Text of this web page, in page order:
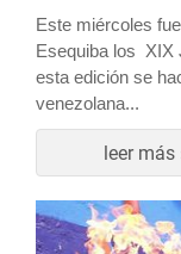
Este miércoles
Esequiba los XIX
esta edición se
venezolana...
leer más